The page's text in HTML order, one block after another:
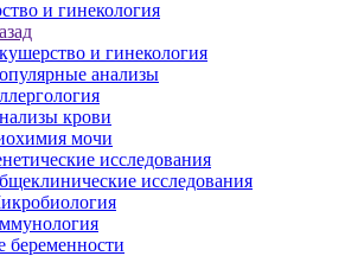
и гинекология
и гинекология
анализы
крови
мочи
исследования
исследования
беременности